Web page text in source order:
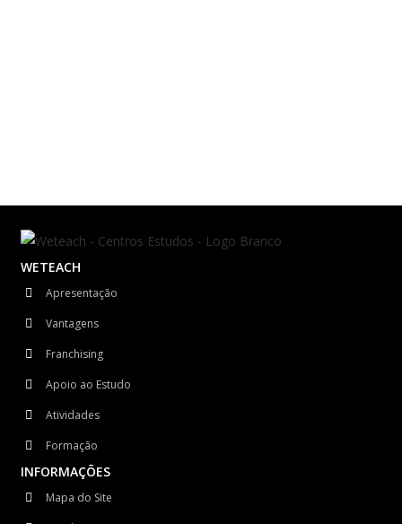
WETEACH
Apresentação
Vantagens
Franchising
Apoio ao Estudo
Atividades
Formação
INFORMAÇÕES
Mapa do Site